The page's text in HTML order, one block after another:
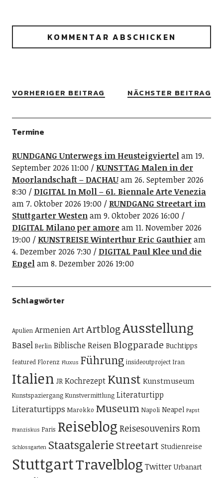
VORHERIGER BEITRAG NÄCHSTER BEITRAG
Termine
RUNDGANG Unterwegs im Heusteigviertelam 19.
September 2026 11:00
KUNSTTAG Malen in der
Moorlandschaft – DACHAUam 26. September 2026
8:30
DIGITAL In Moll – 61. Biennale Arte Venezia
am 7. Oktober 2026 19:00
RUNDGANG Streetart im
Stuttgarter Westenam 9. Oktober 2026 16:00
DIGITAL Milano per amoream 11. November 2026
19:00
KUNSTREISE Winterthur Eric Gauthieram
4. Dezember 2026 7:30
DIGITAL Paul Klee und die
Engelam 8. Dezember 2026 19:00
Schlagwörter
Apulien ArmenienArtArtblogAusstellung
Basel Berlin Biblische ReisenBlogparade Buchtipps
featured Florenz Fluxus Führung insideoutproject Iran
Italien JR Kochrezept Kunst Kunstmuseum
Kunstspaziergang Kunstvermittlung Literaturtipp
Literaturtipps Marokko Museum Napoli Neapel Papst
Franziskus Paris Reiseblog ReisesouvenirsRom
Schlossgarten Staatsgalerie Streetart Studienreise
StuttgartTravelblog Twitter Urbanart